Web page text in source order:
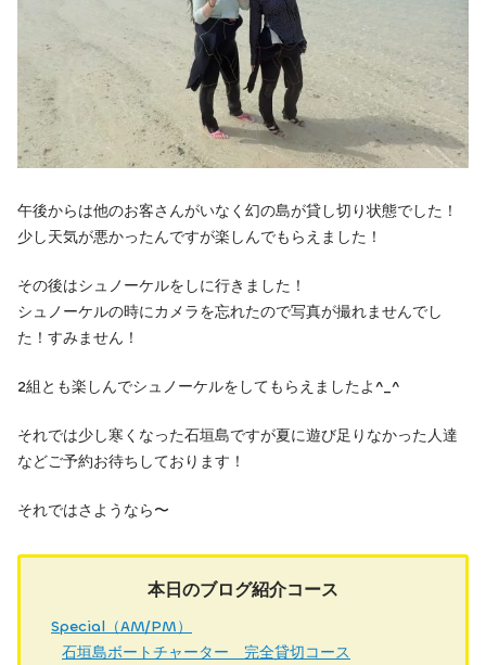
午後からは他のお客さんがいなく幻の島が貸し切り状態でした！
少し天気が悪かったんですが楽しんでもらえました！
その後はシュノーケルをしに行きました！
シュノーケルの時にカメラを忘れたので写真が撮れませんでし
た！すみません！
2組とも楽しんでシュノーケルをしてもらえましたよ^_^
それでは少し寒くなった石垣島ですが夏に遊び足りなかった人達
などご予約お待ちしております！
それではさようなら〜
本日のブログ紹介コース
Special（AM/PM）
石垣島ボートチャーター 完全貸切コース